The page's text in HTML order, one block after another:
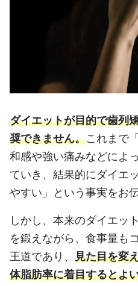
ダイエットが目的で歯列
奨できません。これまで
和感や強い痛みなどによ
ていき、結果的にダイエ
やすい」という事実をお
しかし、本来のダイエッ
を鍛えながら、食事量も
王道であり、 見た目を変
体脂肪率に着目するとよ